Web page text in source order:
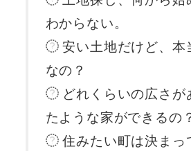
わからない。
安い土地だけど、本
なの？
どれくらいの広さが
たような家ができるの
住みたい町は決まっ